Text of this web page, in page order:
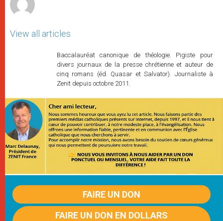
View all articles
Baccalauréat canonique de théologie. Pigiste pour
divers journaux de la presse chrétienne et auteur de
cinq romans (éd. Quasar et Salvator). Journaliste à
Zenit depuis octobre 2011.
FAIRE UN DON
FAIRE UN DON EN DOLLARS